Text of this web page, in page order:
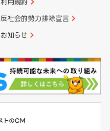
利用規約
反社会的勢力排除宣言
お知らせ